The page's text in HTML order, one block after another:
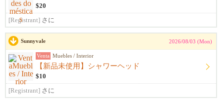
$20
[Registrant] さに
Sunnyvale 2026/08/03 (Mon)
Venta Muebles / Interior
【新品未使用】シャワーヘッド
$10
[Registrant] さに